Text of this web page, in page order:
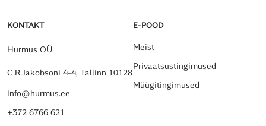
KONTAKT
Hurmus OÜ
C.R.Jakobsoni 4-4, Tallinn 10128
info@hurmus.ee
+372 6766 621
E-POOD
Meist
Privaatsustingimused
Müügitingimused